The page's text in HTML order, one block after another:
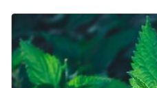
Die Brennnessel –